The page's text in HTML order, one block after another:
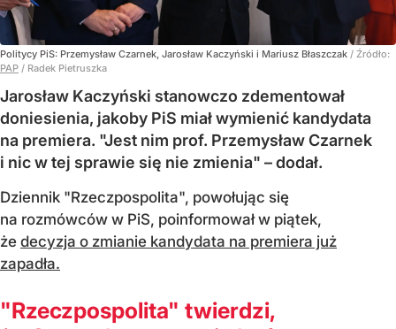
Politycy PiS: Przemysław Czarnek, Jarosław Kaczyński i Mariusz Błaszczak / Źródło:
PAP / Radek Pietruszka
Jarosław Kaczyński stanowczo zdementował
doniesienia, jakoby PiS miał wymienić kandydata
na premiera. "Jest nim prof. Przemysław Czarnek
i nic w tej sprawie się nie zmienia" – dodał.
Dziennik "Rzeczpospolita", powołując się
na rozmówców w PiS, poinformował w piątek,
że decyzja o zmianie kandydata na premiera już
zapadła.
"Rzeczpospolita" twierdzi,